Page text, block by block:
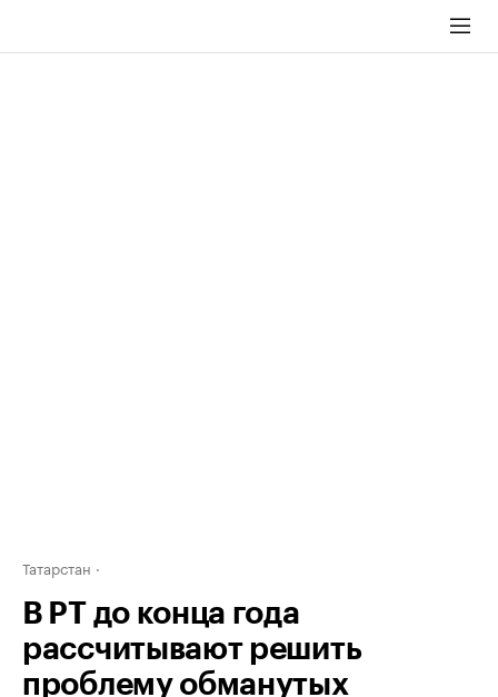
Татарстан
В РТ до конца года
рассчитывают решить
проблему обманутых